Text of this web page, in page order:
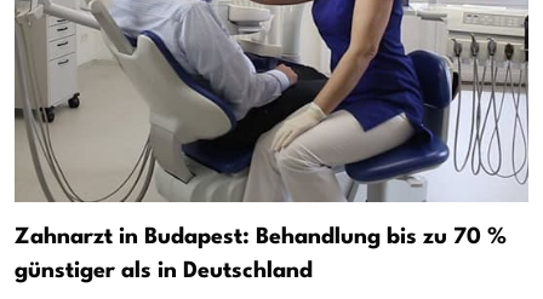
Zahnarzt in Budapest: Behandlung bis zu 70 %
günstiger als in Deutschland